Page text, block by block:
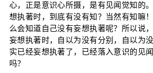
心，正是意识心所摄，是有见闻觉知的
想执著时，到底有没有知？当然有知嘛
么会知道自己没有妄想执著呢？所以说
妄想执著时，自以为没有分别，自以为
实已经妄想执著了，已经落入意识的见
吗？